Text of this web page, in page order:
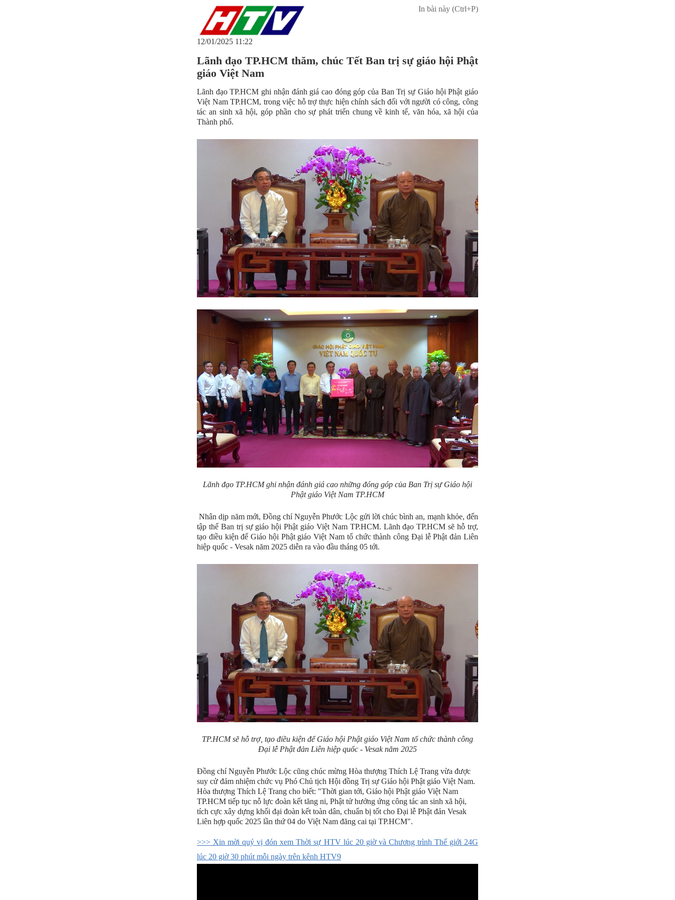
12/01/2025 11:22
In bài này (Ctrl+P)
Lãnh đạo TP.HCM thăm, chúc Tết Ban trị sự giáo hội Phật
giáo Việt Nam
Lãnh đạo TP.HCM ghi nhận đánh giá cao đóng góp của Ban Trị sự Giáo hội Phật giáo
Việt Nam TP.HCM, trong việc hỗ trợ thực hiện chính sách đối với người có công, công
tác an sinh xã hội, góp phần cho sự phát triển chung về kinh tế, văn hóa, xã hội của
Thành phố.
Lãnh đạo TP.HCM ghi nhận đánh giá cao những đóng góp của Ban Trị sự Giáo hội
Phật giáo Việt Nam TP.HCM
Nhân dịp năm mới, Đồng chí Nguyễn Phước Lộc gửi lời chúc bình an, mạnh khỏe, đến
tập thể Ban trị sự giáo hội Phật giáo Việt Nam TP.HCM. Lãnh đạo TP.HCM sẽ hỗ trợ,
tạo điều kiện để Giáo hội Phật giáo Việt Nam tổ chức thành công Đại lễ Phật đản Liên
hiệp quốc - Vesak năm 2025 diễn ra vào đầu tháng 05 tới.
TP.HCM sẽ hỗ trợ, tạo điều kiện để Giáo hội Phật giáo Việt Nam tổ chức thành công
Đại lễ Phật đản Liên hiệp quốc - Vesak năm 2025
Đồng chí Nguyễn Phước Lộc cũng chúc mừng Hòa thượng Thích Lệ Trang vừa được
suy cử đảm nhiệm chức vụ Phó Chủ tịch Hội đồng Trị sự Giáo hội Phật giáo Việt Nam.
Hòa thượng Thích Lệ Trang cho biết: "Thời gian tới, Giáo hội Phật giáo Việt Nam
TP.HCM tiếp tục nỗ lực đoàn kết tăng ni, Phật tử hưởng ứng công tác an sinh xã hội,
tích cực xây dựng khối đại đoàn kết toàn dân, chuẩn bị tốt cho Đại lễ Phật đản Vesak
Liên hợp quốc 2025 lần thứ 04 do Việt Nam đăng cai tại TP.HCM".
>>> Xin mời quý vị đón xem Thời sự HTV lúc 20 giờ và Chương trình Thế giới 24G
lúc 20 giờ 30 phút mỗi ngày trên kênh HTV9